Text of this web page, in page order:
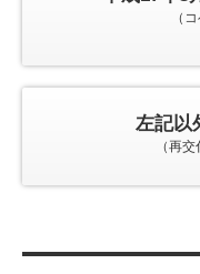
（
左記以
（再